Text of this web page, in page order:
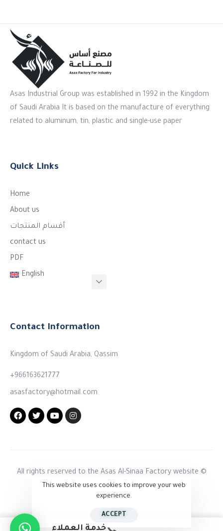
Asas Industrial Group was established in 1992 in the Kingdom
of Saudi Arabia It is based on the manufacture of everything
related to aluminum, tin, plastic and single-use paper
Quick Links
Home
About us
أقسام المنتجات
contact us
PDF
English
Contact Information
Kingdom of Saudi Arabia, Qassim
+966163621777
asasfactory@hotmail.com
All rights reserved to the Asas Al-Sinaa Factory website ©
2023
خدمة العملاء
This website uses cookies to improve your web
experience.
ACCEPT